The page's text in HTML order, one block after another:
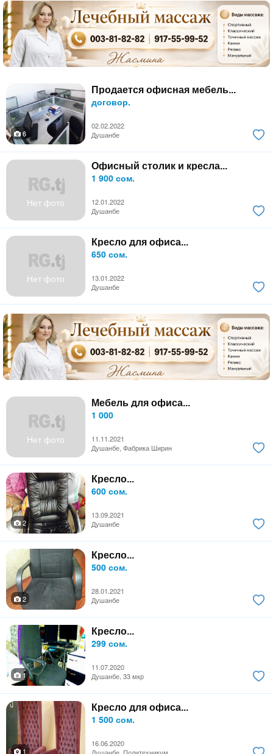
Продается офисная мебель...
договор.
02.02.2022
6
Душанбе
Нет фото
Офисный столик и кресла...
1 900 сом.
12.01.2022
Душанбе
Нет фото
Кресло для офиса...
650 сом.
13.01.2022
Душанбе
Нет фото
Мебель для офиса...
1 000
11.11.2021
Душанбе, Фабрика Ширин
Кресло...
600 сом.
13.09.2021
2
Душанбе
Кресло...
500 сом.
28.01.2021
2
Душанбе
Кресло...
299 сом.
11.07.2020
1
Душанбе, 33 мкр
Кресло для офиса...
1 500 сом.
16.06.2020
1
Душанбе, Политехникум